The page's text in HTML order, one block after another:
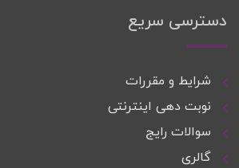
دسترسی سریع
شرایط و مقررات
نوبت دهی اینترنتی
سوالات رایج
گالری